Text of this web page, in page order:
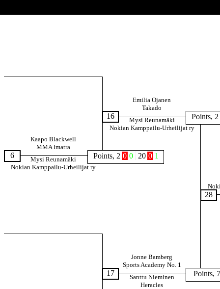
Points, 2 0 0 20 0 1
6
Kaapo Blackwell
MMA Imatra
Mysi Reunamäki
Nokian Kamppailu-Urheilijat ry
Points, 2
16
Emilia Ojanen
Takado
Mysi Reunamäki
Nokian Kamppailu-Urheilijat ry
Points, 7
17
Jonne Bamberg
Sports Academy No. 1
Santtu Nieminen
Heracles
28